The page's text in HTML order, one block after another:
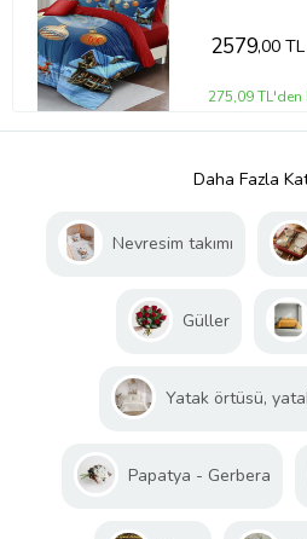
2579,00 TL
275,09
Daha Fazla
Nevresim takımı
Güller
Yatak örtüsü,
Papatya - Gerbera